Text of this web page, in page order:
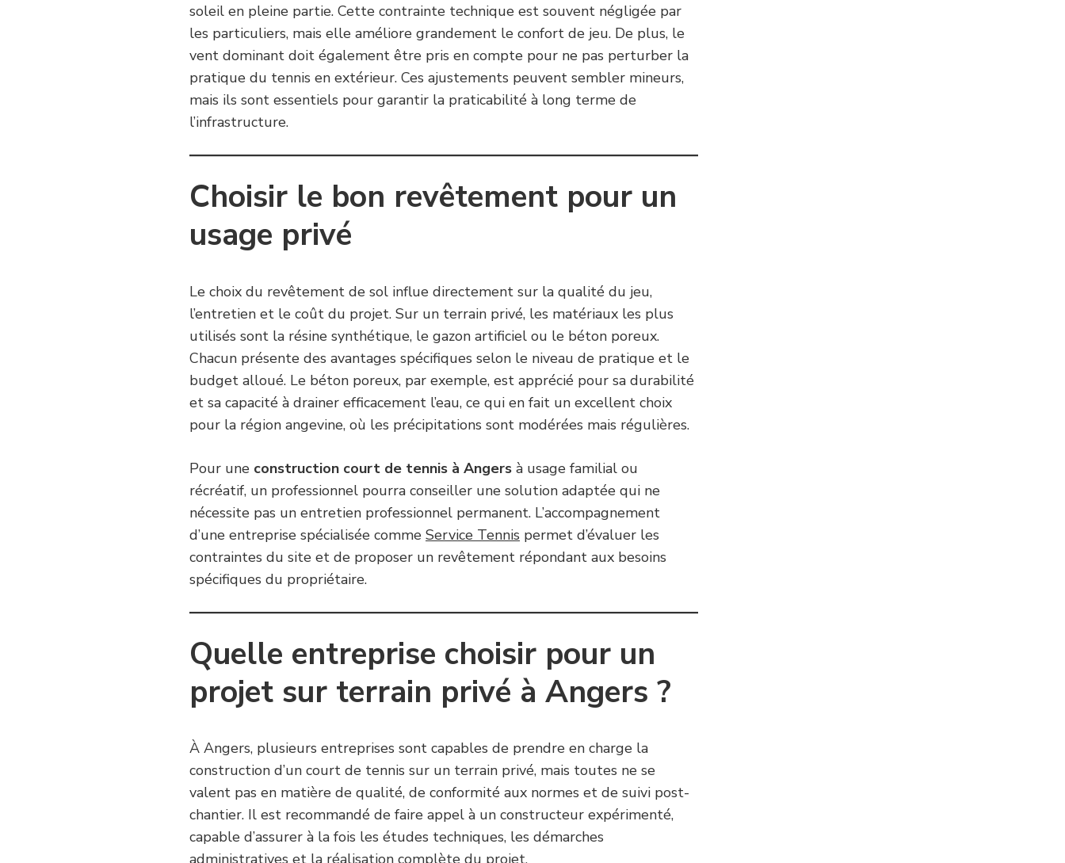
soleil en pleine partie. Cette contrainte technique est souvent négligée par
les particuliers, mais elle améliore grandement le confort de jeu. De plus, le
vent dominant doit également être pris en compte pour ne pas perturber la
pratique du tennis en extérieur. Ces ajustements peuvent sembler mineurs,
mais ils sont essentiels pour garantir la praticabilité à long terme de
l’infrastructure.
Choisir le bon revêtement pour un
usage privé
Le choix du revêtement de sol influe directement sur la qualité du jeu,
l’entretien et le coût du projet. Sur un terrain privé, les matériaux les plus
utilisés sont la résine synthétique, le gazon artificiel ou le béton poreux.
Chacun présente des avantages spécifiques selon le niveau de pratique et le
budget alloué. Le béton poreux, par exemple, est apprécié pour sa durabilité
et sa capacité à drainer efficacement l’eau, ce qui en fait un excellent choix
pour la région angevine, où les précipitations sont modérées mais régulières.
Pour une construction court de tennis à Angers à usage familial ou
récréatif, un professionnel pourra conseiller une solution adaptée qui ne
nécessite pas un entretien professionnel permanent. L’accompagnement
d’une entreprise spécialisée comme Service Tennis permet d’évaluer les
contraintes du site et de proposer un revêtement répondant aux besoins
spécifiques du propriétaire.
Quelle entreprise choisir pour un
projet sur terrain privé à Angers ?
À Angers, plusieurs entreprises sont capables de prendre en charge la
construction d’un court de tennis sur un terrain privé, mais toutes ne se
valent pas en matière de qualité, de conformité aux normes et de suivi post-
chantier. Il est recommandé de faire appel à un constructeur expérimenté,
capable d’assurer à la fois les études techniques, les démarches
administratives et la réalisation complète du projet.